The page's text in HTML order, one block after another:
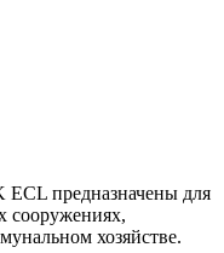
предназначены для
сооружениях,
хозяйстве.